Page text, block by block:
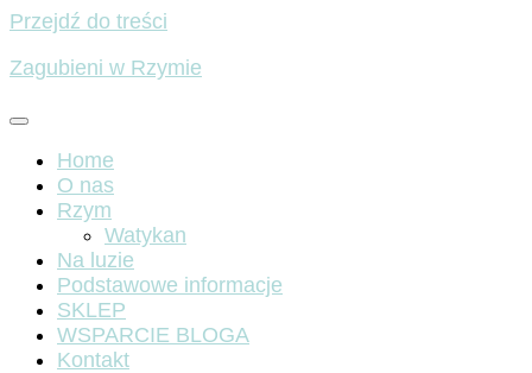
Przejdź do treści
Zagubieni w Rzymie
Home
O nas
Rzym
Watykan
Na luzie
Podstawowe informacje
SKLEP
WSPARCIE BLOGA
Kontakt